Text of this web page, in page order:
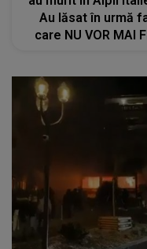
Au lăsat în urmă
care NU VOR MAI